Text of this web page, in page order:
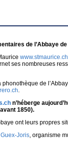
de l’Abbaye
www.stmaurice.ch
ses nombreuses
phonothèque de
.
n’héberge
1850).
ont leurs propres
Joris, organisme